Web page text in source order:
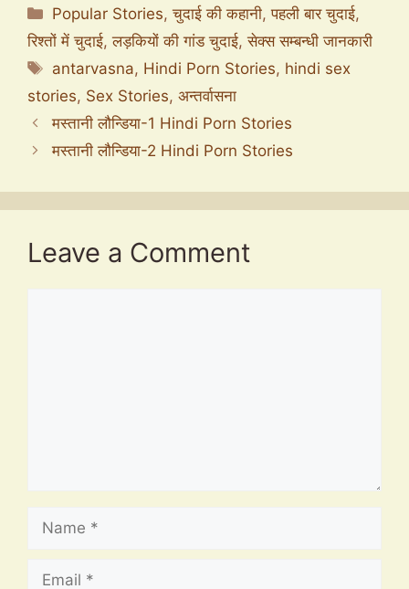
Categories
Popular Stories,चुदाई की कहानी,पहली बार चुदाई,
रिश्तों में चुदाई,लड़कियों की गांड चुदाई,सेक्स सम्बन्धी जानकारी
Tags
antarvasna, Hindi Porn Stories, hindi sex
stories, Sex Stories, अन्तर्वासना
मस्तानी लौन्डिया-1 Hindi Porn Stories
मस्तानी लौन्डिया-2 Hindi Porn Stories
Leave a Comment
Name
Email